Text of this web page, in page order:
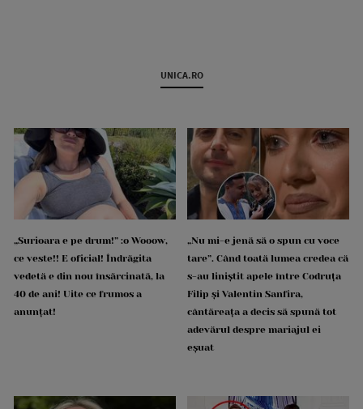
UNICA.RO
„Surioara e pe drum!” :o Wooow,
ce veste!! E oficial! Îndrăgita
vedetă e din nou însărcinată, la
40 de ani! Uite ce frumos a
anunțat!
„Nu mi-e jenă să o spun cu voce
tare”. Când toată lumea credea că
s-au liniștit apele între Codruța
Filip și Valentin Sanfira,
cântăreața a decis să spună tot
adevărul despre mariajul ei
eșuat